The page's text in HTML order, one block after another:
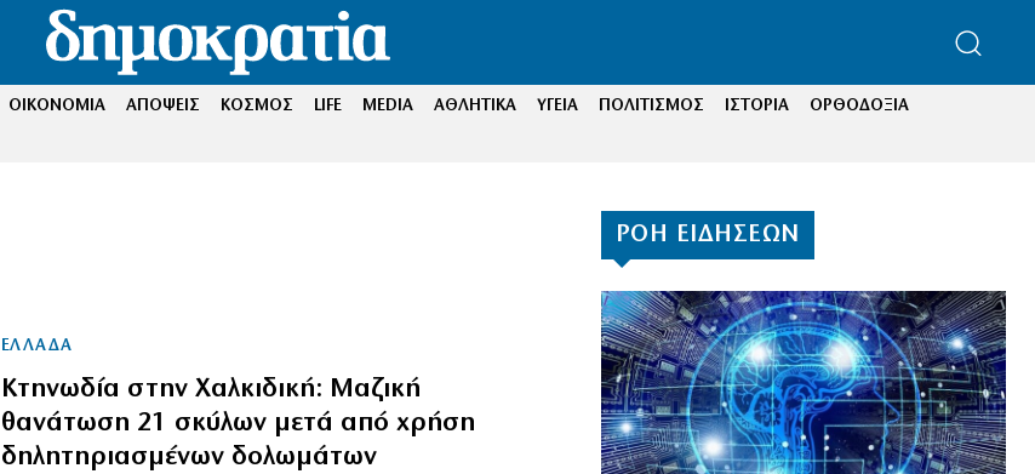
ΟΙΚΟΝΟΜΙΑ ΑΠΟΨΕΙΣ ΚΟΣΜΟΣ LIFE MEDIA ΑΘΛΗΤΙΚΑ ΥΓΕΙΑ ΠΟΛΙΤΙΣΜΟΣ ΙΣΤΟΡΙΑ
ΟΡΘΟΔΟΞΙΑ
ΕΛΛΑΔΑ
Κτηνωδία στην Χαλκιδική: Μαζική
θανάτωση 21 σκύλων μετά από χρήση
δηλητηριασμένων δολωμάτων
ΡΟΗ ΕΙΔΗΣΕΩΝ